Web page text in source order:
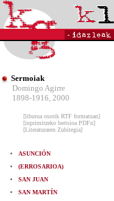
Sermoiak
Domingo Agirre
1898-1916, 2000
[liburua osorik RTF formatuan]
[inprimitzeko bertsioa PDFn]
[Literaturaren Zubitegia]
ASUNCIÓN
(ERROSARIOA)
SAN JUAN
SAN MARTÍN